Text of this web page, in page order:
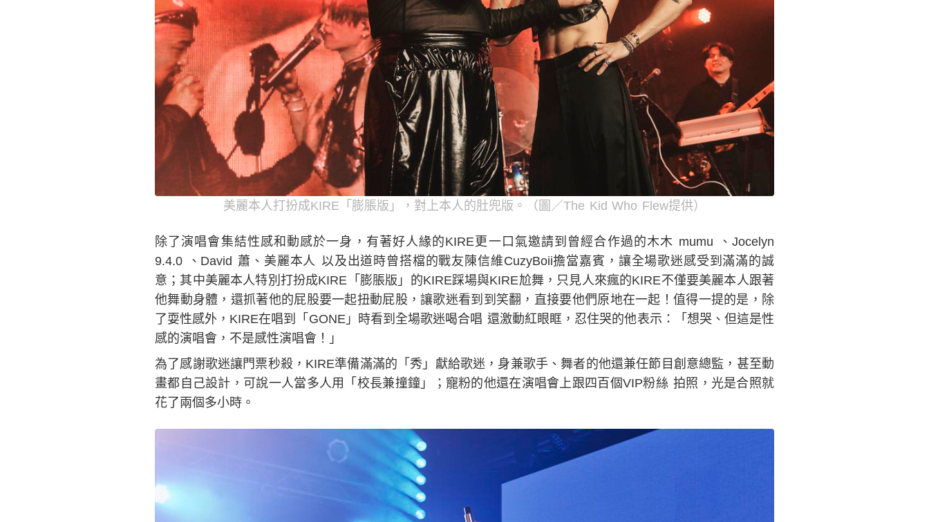
美麗本人打扮成KIRE「膨脹版」，對上本人的肚兜版。（圖／The Kid Who Flew提供）
除了演唱會集結性感和動感於一身，有著好人緣的KIRE更一口氣邀請到曾經合作過的木木 mumu 、Jocelyn
9.4.0 、David 蕭、美麗本人 以及出道時曾搭檔的戰友陳信維CuzyBoii擔當嘉賓，讓全場歌迷感受到滿滿的誠
意；其中美麗本人特別打扮成KIRE「膨脹版」的KIRE踩場與KIRE尬舞，只見人來瘋的KIRE不僅要美麗本人跟著
他舞動身體，還抓著他的屁股要一起扭動屁股，讓歌迷看到到笑翻，直接要他們原地在一起！值得一提的是，除
了耍性感外，KIRE在唱到「GONE」時看到全場歌迷喝合唱 還激動紅眼眶，忍住哭的他表示：「想哭、但這是性
感的演唱會，不是感性演唱會！」
為了感謝歌迷讓門票秒殺，KIRE準備滿滿的「秀」獻給歌迷，身兼歌手、舞者的他還兼任節目創意總監，甚至動
畫都自己設計，可說一人當多人用「校長兼撞鐘」；寵粉的他還在演唱會上跟四百個VIP粉絲 拍照，光是合照就
花了兩個多小時。